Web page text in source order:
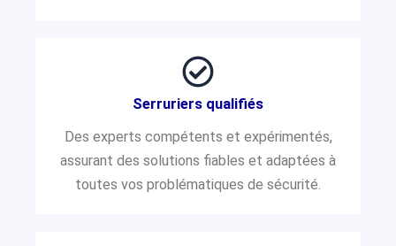
Serruriers qualifiés
Des experts compétents et expérimentés,
assurant des solutions fiables et adaptées à
toutes vos problématiques de sécurité.